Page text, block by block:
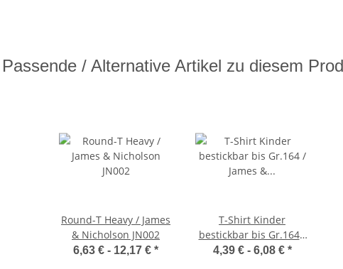
Passende / Alternative Artikel zu diesem
Round-T Heavy / James
& Nicholson JN002
6,63 € - 12,17 € *
T-Shirt Kinder
bestickbar bis Gr.164 /
James & Nicholson
4,39 € - 6,08 € *